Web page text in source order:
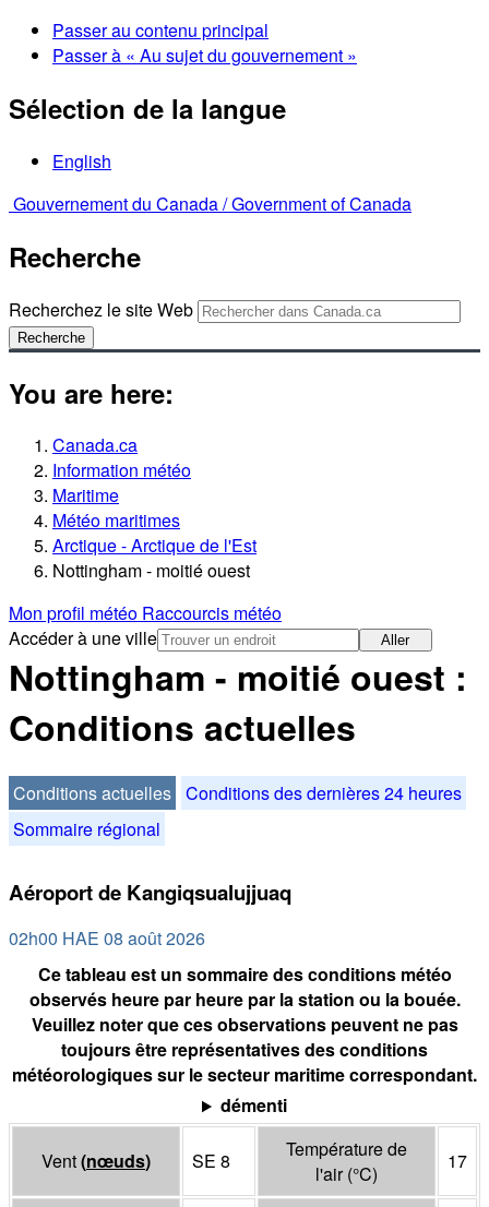
Passer au contenu principal
Passer à « Au sujet du gouvernement »
Sélection de la langue
English
Gouvernement du Canada /Government of Canada
Recherche
Recherchez le site Web
Recherche
You are here:
Canada.ca
Information météo
Maritime
Météo maritimes
Arctique - Arctique de l'Est
Nottingham - moitié ouest
Mon profil météo Raccourcis météo
Accéder à une ville
Aller
Nottingham - moitié ouest :
Conditions actuelles
Conditions actuelles Conditions des dernières 24 heures
Sommaire régional
Aéroport de Kangiqsualujjuaq
02h00 HAE 08 août 2026
Ce tableau est un sommaire des conditions météo
observés heure par heure par la station ou la bouée.
Veuillez noter que ces observations peuvent ne pas
toujours être représentatives des conditions
météorologiques sur le secteur maritime correspondant.
démenti
Vent(nœuds) SE 8
Température de
l'air(°C)
17